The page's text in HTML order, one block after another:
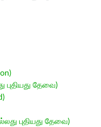
புதியது தேவை)
புதியது தேவை)